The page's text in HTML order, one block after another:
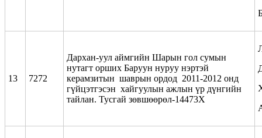
13 7272
Дархан-уул аймгийн Шарын гол сумын
нутагт орших Баруун нуруу нэртэй
керамзитын шаврын ордод 2011-2012 онд
гүйцэтгэсэн хайгуулын ажлын үр дүнгийн
тайлан. Тусгай зөвшөөрөл-14473Х